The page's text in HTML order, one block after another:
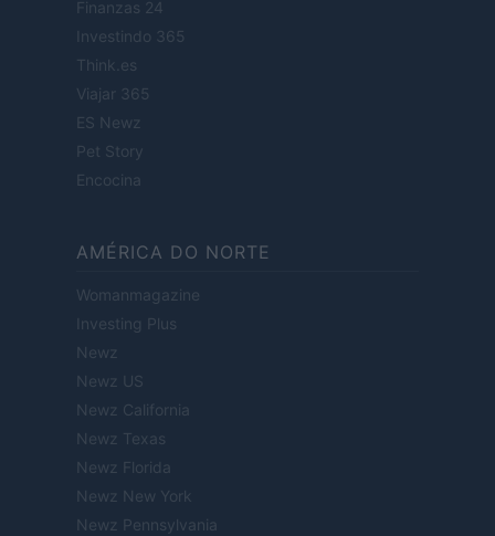
Finanzas 24
Investindo 365
Think.es
Viajar 365
ES Newz
Pet Story
Encocina
AMÉRICA DO NORTE
Womanmagazine
Investing Plus
Newz
Newz US
Newz California
Newz Texas
Newz Florida
Newz New York
Newz Pennsylvania